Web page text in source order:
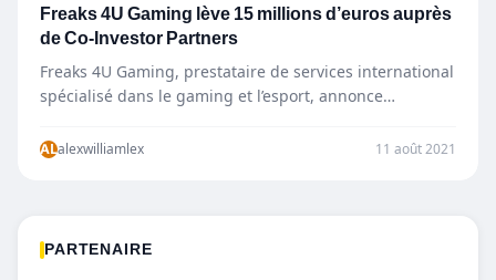
Freaks 4U Gaming lève 15 millions d’euros auprès
de Co-Investor Partners
Freaks 4U Gaming, prestataire de services international
spécialisé dans le gaming et l’esport, annonce
ALalexwilliamlex 11 août 2021
PARTENAIRE